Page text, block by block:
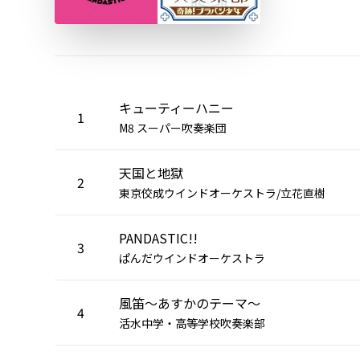
1 キューティーハニー
M8 スーパー吹奏楽団
2 天国と地獄
東京佼成ウインドオーケストラ/立花直樹
3 PANDASTIC!!
ぱんだウインドオーケストラ
4 風笛〜あすかのテーマ〜
活水中学・高等学校吹奏楽部